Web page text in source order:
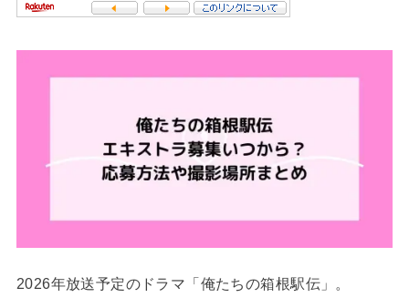
2026年放送予定のドラマ「俺たちの箱根駅伝」。